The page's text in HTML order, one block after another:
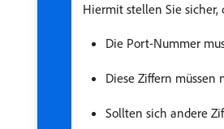
Hiermit stellen Sie sicher,
Die Port-Nummer
Diese Ziffern müssen
Sollten sich andere